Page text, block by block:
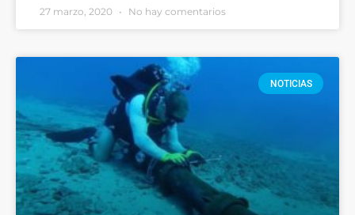
27 marzo, 2020 No hay comentarios
NOTICIAS